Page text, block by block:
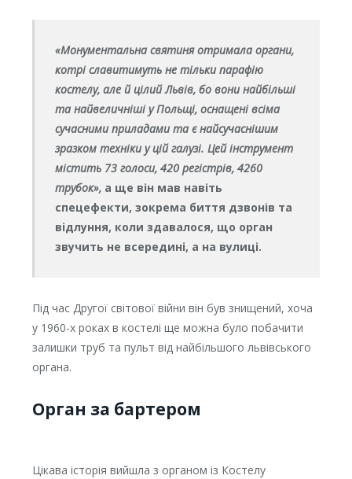
«Монументальна святиня отримала органи,
котрі славитимуть не тільки парафію
костелу, але й цілий Львів, бо вони найбільші
та найвеличніші у Польщі, оснащені всіма
сучасними приладами та є найсучаснішим
зразком техніки у цій галузі. Цей інструмент
містить 73 голоси, 420 регістрів, 4260
трубок», а ще він мав навіть
спецефекти, зокрема биття дзвонів та
відлуння, коли здавалося, що орган
звучить не всередині, а на вулиці.
Під час Другої світової війни він був знищений, хоча
у 1960-х роках в костелі ще можна було побачити
залишки труб та пульт від найбільшого львівського
органа.
Орган за бартером
Цікава історія вийшла з органом із Костелу